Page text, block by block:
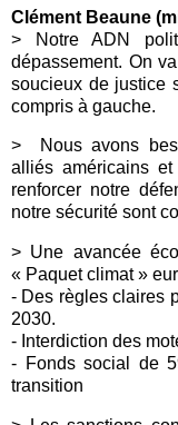
Clément Beaune
>
Notre ADN
dépassement. On
soucieux de justice
compris à gauche.
>
Nous avons
alliés américains
renforcer notre
notre sécurité sont
> Une avancée
« Paquet climat »
- Des règles claires
2030.
- Interdiction des
- Fonds social de
transition